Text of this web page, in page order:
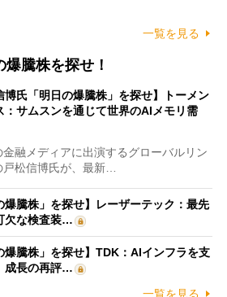
一覧を見る
騰株を探せ！
博氏「明日の爆騰株」を探せ】トーメン
：サムスンを通じて世界のAIメモリ需
融メディアに出演するグローバルリン
松信博氏が、最新…
爆騰株」を探せ】レーザーテック：最先
欠な検査装…
爆騰株」を探せ】TDK：AIインフラを支
成長の再評…
一覧を見る